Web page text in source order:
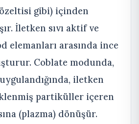
gibi) içinden
İletken sıvı aktif ve
elemanları arasında ince
Coblate modunda,
iletken
partiküller içeren
(plazma) dönüşür.